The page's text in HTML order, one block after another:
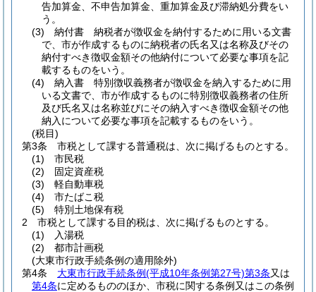
告加算金、不申告加算金、重加算金及び滞納処分費をい
う。
(3)
納付書 納税者が徴収金を納付するために用いる文書
で、市が作成するものに納税者の氏名又は名称及びその
納付すべき徴収金額その他納付について必要な事項を記
載するものをいう。
(4)
納入書 特別徴収義務者が徴収金を納入するために用
いる文書で、市が作成するものに特別徴収義務者の住所
及び氏名又は名称並びにその納入すべき徴収金額その他
納入について必要な事項を記載するものをいう。
(税目)
第3条
市税として課する普通税は、次に掲げるものとする。
(1)
市民税
(2)
固定資産税
(3)
軽自動車税
(4)
市たばこ税
(5)
特別土地保有税
2
市税として課する目的税は、次に掲げるものとする。
(1)
入湯税
(2)
都市計画税
(大東市行政手続条例の適用除外)
第4条
大東市行政手続条例(平成10年条例第27号)第3条又は
第4条に定めるもののほか、市税に関する条例又はこの条例